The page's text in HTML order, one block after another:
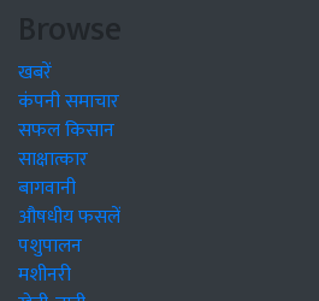
Browse
खबरें
कंपनी समाचार
सफल किसान
साक्षात्कार
बागवानी
औषधीय फसलें
पशुपालन
मशीनरी